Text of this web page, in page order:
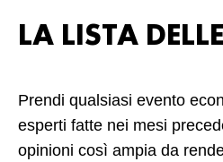
LA LISTA
Prendi qualsiasi evento
esperti fatte nei mesi
opinioni così ampia da